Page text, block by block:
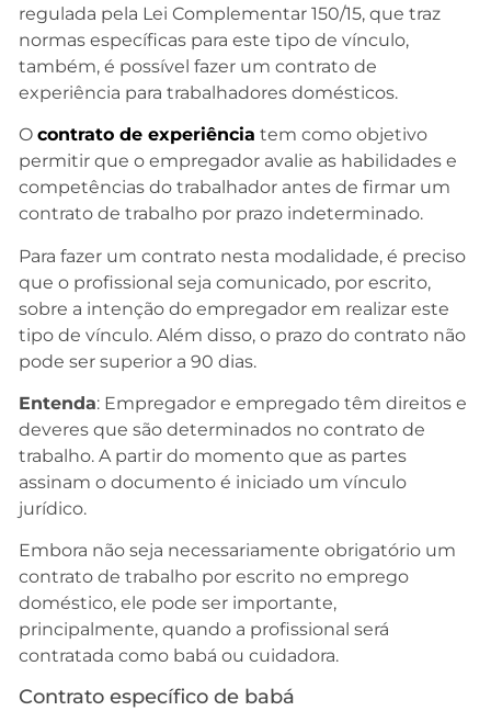
regulada pela Lei Complementar 150/15, que traz
normas específicas para este tipo de vínculo,
também, é possível fazer um contrato de
experiência para trabalhadores domésticos.
O contrato de experiência tem como objetivo
permitir que o empregador avalie as habilidades e
competências do trabalhador antes de firmar um
contrato de trabalho por prazo indeterminado.
Para fazer um contrato nesta modalidade, é preciso
que o profissional seja comunicado, por escrito,
sobre a intenção do empregador em realizar este
tipo de vínculo. Além disso, o prazo do contrato não
pode ser superior a 90 dias.
Entenda: Empregador e empregado têm direitos e
deveres que são determinados no contrato de
trabalho. A partir do momento que as partes
assinam o documento é iniciado um vínculo
jurídico.
Embora não seja necessariamente obrigatório um
contrato de trabalho por escrito no emprego
doméstico, ele pode ser importante,
principalmente, quando a profissional será
contratada como babá ou cuidadora.
Contrato específico de babá